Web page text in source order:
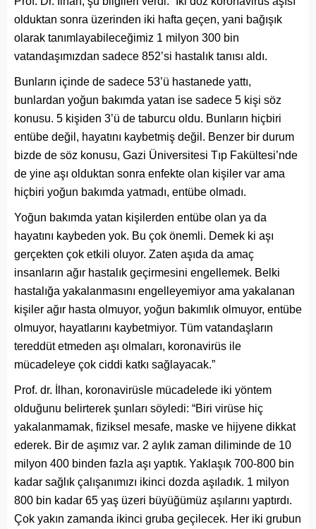
olduktan sonra üzerinden iki hafta geçen, yani bağışık
olarak tanımlayabileceğimiz 1 milyon 300 bin
vatandaşımızdan sadece 852’si hastalık tanısı aldı.
Bunların içinde de sadece 53’ü hastanede yattı,
bunlardan yoğun bakımda yatan ise sadece 5 kişi söz
konusu. 5 kişiden 3’ü de taburcu oldu. Bunların hiçbiri
entübe değil, hayatını kaybetmiş değil. Benzer bir durum
bizde de söz konusu, Gazi Üniversitesi Tıp Fakültesi’nde
de yine aşı olduktan sonra enfekte olan kişiler var ama
hiçbiri yoğun bakımda yatmadı, entübe olmadı.
Yoğun bakımda yatan kişilerden entübe olan ya da
hayatını kaybeden yok. Bu çok önemli. Demek ki aşı
gerçekten çok etkili oluyor. Zaten aşıda da amaç
insanların ağır hastalık geçirmesini engellemek. Belki
hastalığa yakalanmasını engelleyemiyor ama yakalanan
kişiler ağır hasta olmuyor, yoğun bakımlık olmuyor, entübe
olmuyor, hayatlarını kaybetmiyor. Tüm vatandaşların
tereddüt etmeden aşı olmaları, koronavirüs ile
mücadeleye çok ciddi katkı sağlayacak.”
Prof. dr. İlhan, koronavirüsle mücadelede iki yöntem
olduğunu belirterek şunları söyledi: “Biri virüse hiç
yakalanmamak, fiziksel mesafe, maske ve hijyene dikkat
ederek. Bir de aşımız var. 2 aylık zaman diliminde de 10
milyon 400 binden fazla aşı yaptık. Yaklaşık 700-800 bin
kadar sağlık çalışanımızı ikinci dozda aşıladık. 1 milyon
800 bin kadar 65 yaş üzeri büyüğümüz aşılarını yaptırdı.
Çok yakın zamanda ikinci gruba geçilecek. Her iki grubun